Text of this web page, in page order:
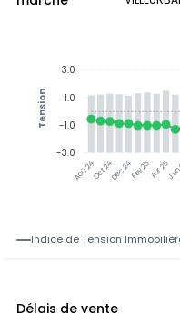
Aoû 24Oct 24Déc 24Fév 25Avr 25
3.0
1.0
-1.0
-3.0
Tension
Indice de Tension
Délais de vente